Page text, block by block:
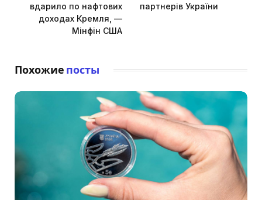
вдарило по нафтових
доходах Кремля, —
Мінфін США
партнерів України
Похожие посты